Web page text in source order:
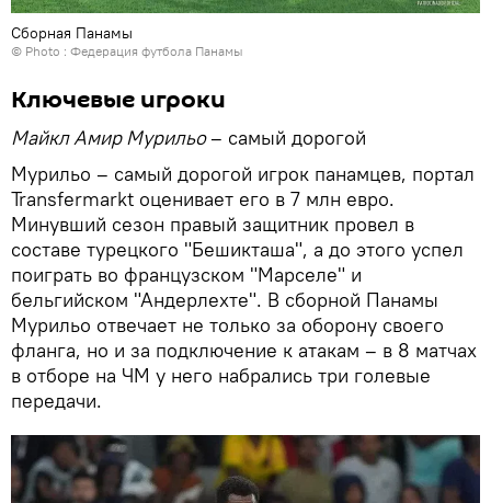
Сборная Панамы
© Photo : Федерация футбола Панамы
Ключевые игроки
Майкл Амир Мурильо– самый дорогой
Мурильо – самый дорогой игрок панамцев, портал
Transfermarkt оценивает его в 7 млн евро.
Минувший сезон правый защитник провел в
составе турецкого "Бешикташа", а до этого успел
поиграть во французском "Марселе" и
бельгийском "Андерлехте". В сборной Панамы
Мурильо отвечает не только за оборону своего
фланга, но и за подключение к атакам – в 8 матчах
в отборе на ЧМ у него набрались три голевые
передачи.